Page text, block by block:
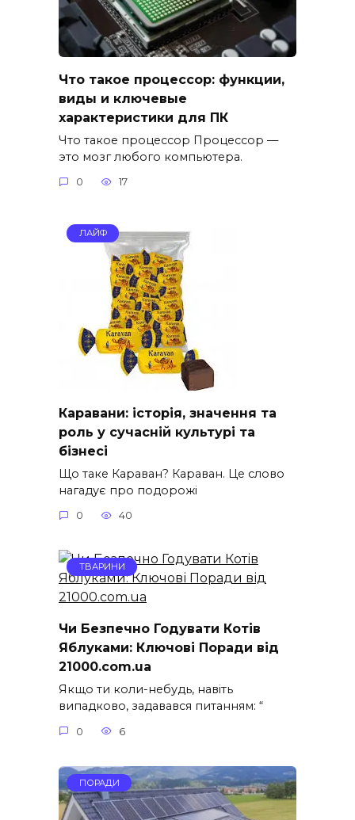
Что такое процессор: функции,
виды и ключевые
характеристики для ПК
Что такое процессор Процессор —
это мозг любого компьютера.
0 17
ЛАЙФ
Каравани: історія, значення та
роль у сучасній культурі та
бізнесі
Що таке Караван? Караван. Це слово
нагадує про подорожі
0 40
ТВАРИНИ
Чи Безпечно Годувати Котів
Яблуками: Ключові Поради від
21000.com.ua
Якщо ти коли-небудь, навіть
випадково, задавався питанням: “
0 6
ПОРАДИ